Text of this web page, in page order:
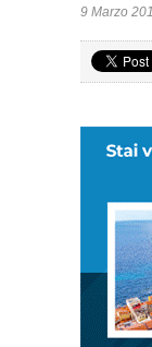
9 Marzo